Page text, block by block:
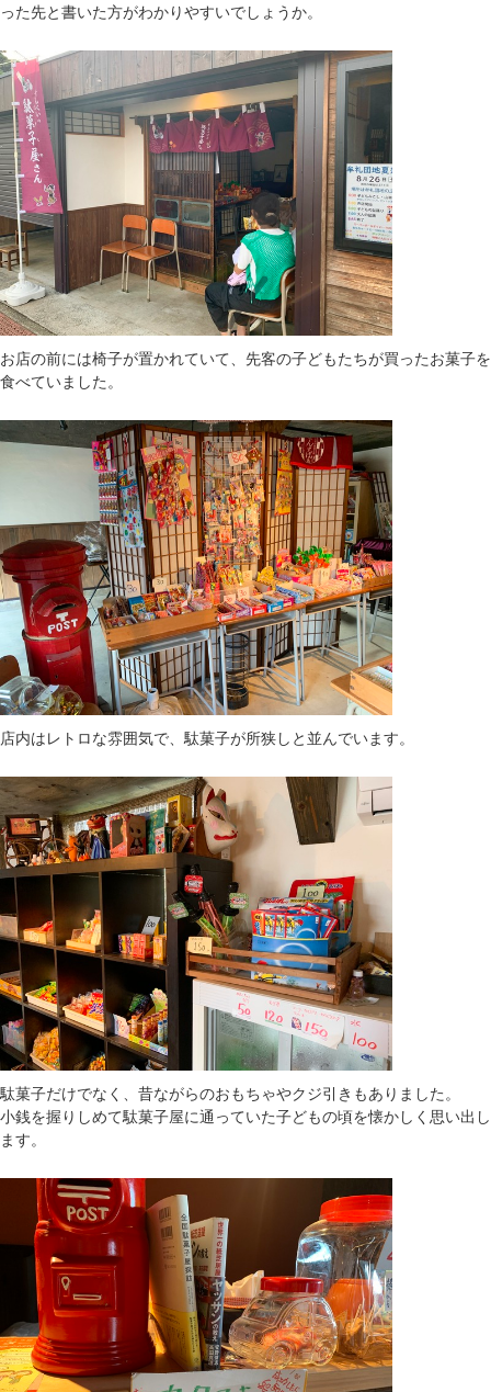
った先と書いた方がわかりやすいでしょうか。
お店の前には椅子が置かれていて、先客の子どもたちが買ったお菓子を
食べていました。
店内はレトロな雰囲気で、駄菓子が所狭しと並んでいます。
駄菓子だけでなく、昔ながらのおもちゃやクジ引きもありました。
小銭を握りしめて駄菓子屋に通っていた子どもの頃を懐かしく思い出し
ます。